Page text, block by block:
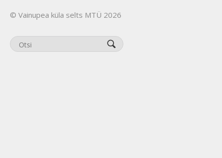
© Vainupea küla selts MTÜ 2026